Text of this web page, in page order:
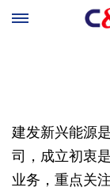
建发新兴能源
司，成立初衷
业务，重点关